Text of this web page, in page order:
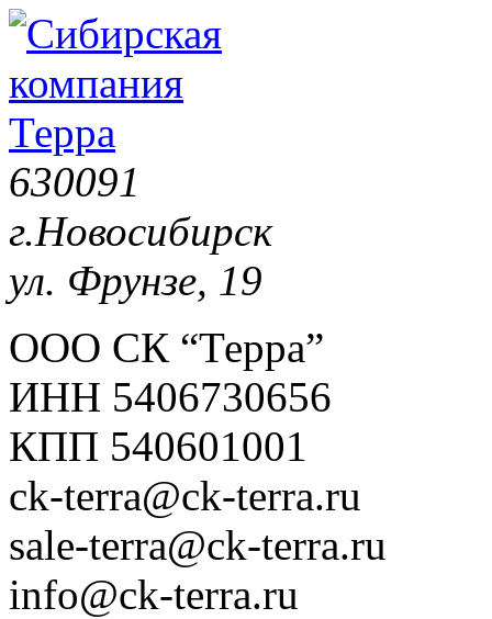
630091
г.Новосибирск
ул. Фрунзе, 19
ООО СК “Терра”
ИНН 5406730656
КПП 540601001
ck-terra@ck-terra.ru
sale-terra@ck-terra.ru
info@ck-terra.ru